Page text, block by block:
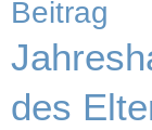
Beitrag
des